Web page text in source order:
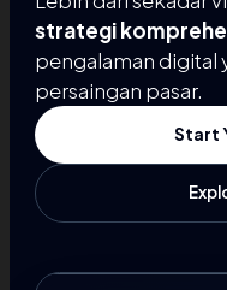
strategi
pengalaman digital
persaingan pasar.
Start